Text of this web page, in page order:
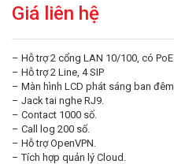
Giá liên hệ
– Hỗ trợ 2 cổng LAN 10/100, có PoE
– Hỗ trợ 2 Line, 4 SIP
– Màn hình LCD phát sáng ban đêm.
– Jack tai nghe RJ9.
– Contact 1000 số.
– Call log 200 số.
– Hỗ trợ OpenVPN.
– Tích hợp quản lý Cloud.